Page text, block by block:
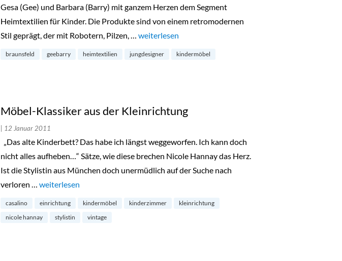
Gesa (Gee) und Barbara (Barry) mit ganzem Herzen dem Segment
Heimtextilien für Kinder. Die Produkte sind von einem retromodernen
Stil geprägt, der mit Robotern, Pilzen, … „Geebarry – Heimtextilien in Braunsfeld“
weiterlesen
braunsfeld geebarry heimtextilien jungdesigner kindermöbel
Möbel-Klassiker aus der Kleinrichtung
| 12 Januar 2011
„Das alte Kinderbett? Das habe ich längst weggeworfen. Ich kann doch
nicht alles aufheben…“ Sätze, wie diese brechen Nicole Hannay das Herz.
Ist die Stylistin aus München doch unermüdlich auf der Suche nach
verloren … „Möbel-Klassiker aus der Kleinrichtung“
weiterlesen
casalino einrichtung kindermöbel kinderzimmer
kleinrichtung
nicole hannay
stylistin vintage